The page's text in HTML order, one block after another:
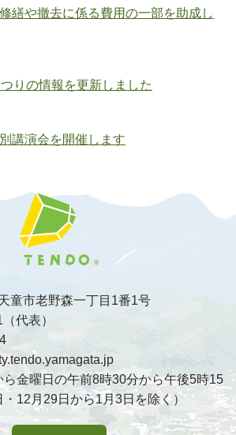
繕や撤去に係る費用の一部を助成し
りの情報を更新しました
講演会を開催します
童市老野森一丁目1番1号
代表）
ら金曜日の午前8時30分から午後5時15
12月29日から1月3日を除く）